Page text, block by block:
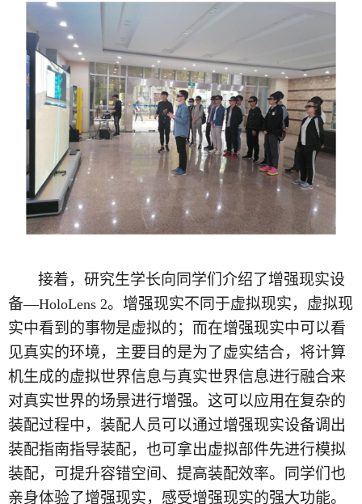
接着，研究生学长向同学们介绍了增强现实设
备—HoloLens 2。增强现实不同于虚拟现实，虚拟现
实中看到的事物是虚拟的；而在增强现实中可以看
见真实的环境，主要目的是为了虚实结合，将计算
机生成的虚拟世界信息与真实世界信息进行融合来
对真实世界的场景进行增强。这可以应用在复杂的
装配过程中，装配人员可以通过增强现实设备调出
装配指南指导装配，也可拿出虚拟部件先进行模拟
装配，可提升容错空间、提高装配效率。同学们也
亲身体验了增强现实，感受增强现实的强大功能。